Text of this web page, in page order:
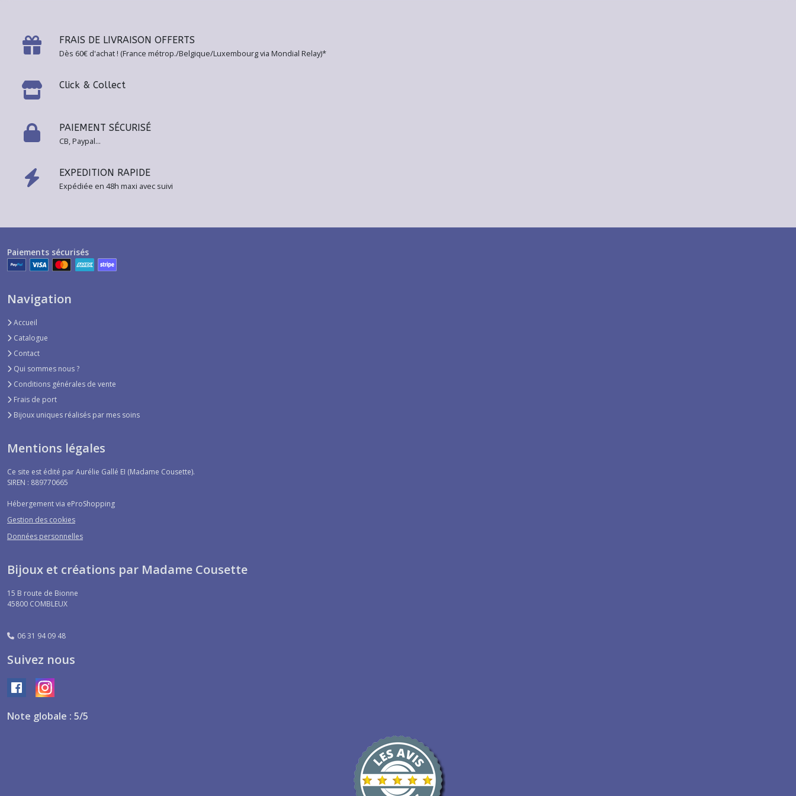
FRAIS DE LIVRAISON OFFERTS
Dès 60€ d'achat ! (France métrop./Belgique/Luxembourg via Mondial Relay)*
Click & Collect
PAIEMENT SÉCURISÉ
CB, Paypal...
EXPEDITION RAPIDE
Expédiée en 48h maxi avec suivi
Paiements sécurisés
Navigation
Accueil
Catalogue
Contact
Qui sommes nous ?
Conditions générales de vente
Frais de port
Bijoux uniques réalisés par mes soins
Mentions légales
Ce site est édité par Aurélie Gallé EI (Madame Cousette).
SIREN : 889770665
Hébergement via eProShopping
Gestion des cookies
Données personnelles
Bijoux et créations par Madame Cousette
15 B route de Bionne
45800 COMBLEUX
06 31 94 09 48
Suivez nous
Note globale : 5/5